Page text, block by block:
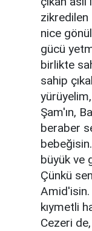
nice
gücü
birlikte
sahip
Şam'ın,
beraber
büyük ve
Çünkü
Amid'isin.
kıymetli
Cezeri